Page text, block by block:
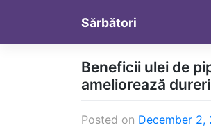
content
Sărbători
Beneficii ulei de
ameliorează
Posted on December 2,